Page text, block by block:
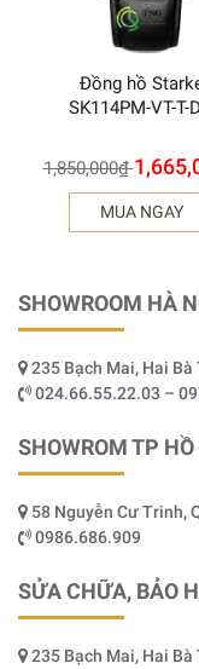
Đồng hồ
SK114PM-VT-T-
1,850,000₫
MUA NGAY
SHOWROOM HÀ
235 Bạch Mai, Hai Bà
024.66.55.22.03 –
SHOWROM TP
58 Nguyễn Cư Trinh,
0986.686.909
SỬA CHỮA, BẢO
235 Bạch Mai, Hai Bà